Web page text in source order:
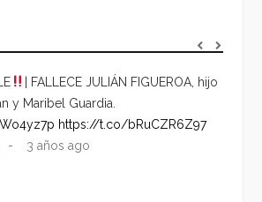
| FALLECE JULIÁN FIGUEROA, hijo
y Maribel Guardia.
https://t.co/bRuCZR6Z97
3 años ago